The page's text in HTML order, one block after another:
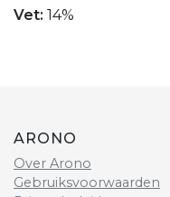
Vet: 14%
ARONO
Over Arono
Gebruiksvoorwaarden